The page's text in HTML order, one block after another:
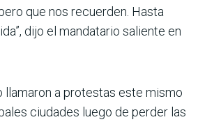
que nos recuerden. Hasta
dijo el mandatario saliente en
llamaron a protestas este mismo
ciudades luego de perder las